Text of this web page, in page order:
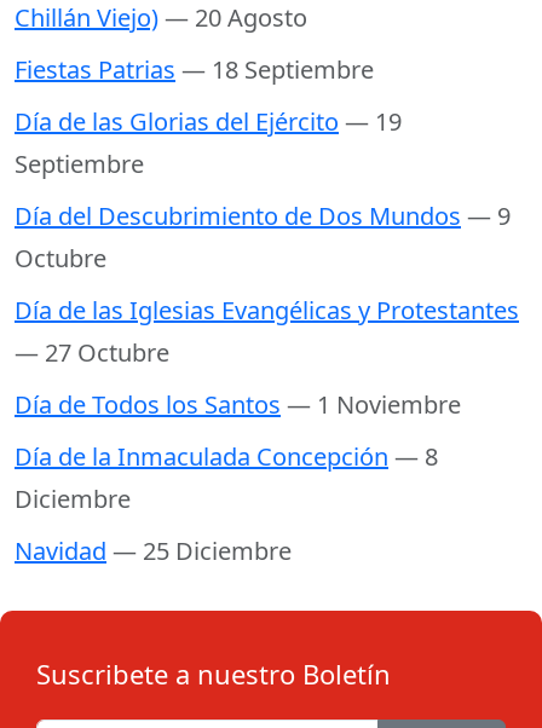
Chillán Viejo)— 20 Agosto
Fiestas Patrias — 18 Septiembre
Día de las Glorias del Ejército — 19
Septiembre
Día del Descubrimiento de Dos Mundos — 9
Octubre
Día de las Iglesias Evangélicas y Protestantes
— 27 Octubre
Día de Todos los Santos — 1 Noviembre
Día de la Inmaculada Concepción — 8
Diciembre
Navidad — 25 Diciembre
Suscribete a nuestro Boletín